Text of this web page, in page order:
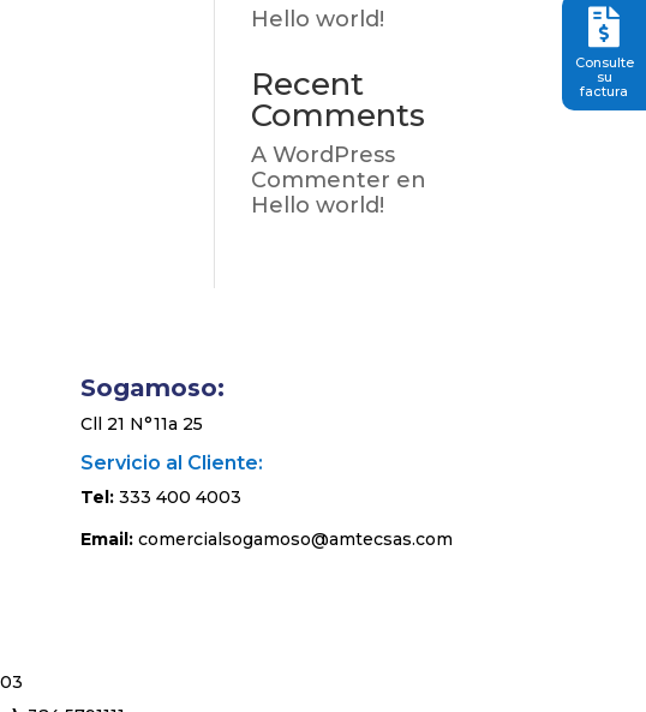

Consulte
su
factura
Hello world!
Recent
Comments
A WordPress
Commenter en
Hello world!
Sogamoso:
Cll 21 N°11a 25
Servicio al Cliente:
Tel:333 400 4003
Email:comercialsogamoso@amtecsas.com